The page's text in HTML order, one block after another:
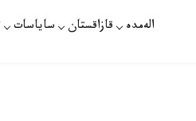
الەمدە قازاقستان ساياسات